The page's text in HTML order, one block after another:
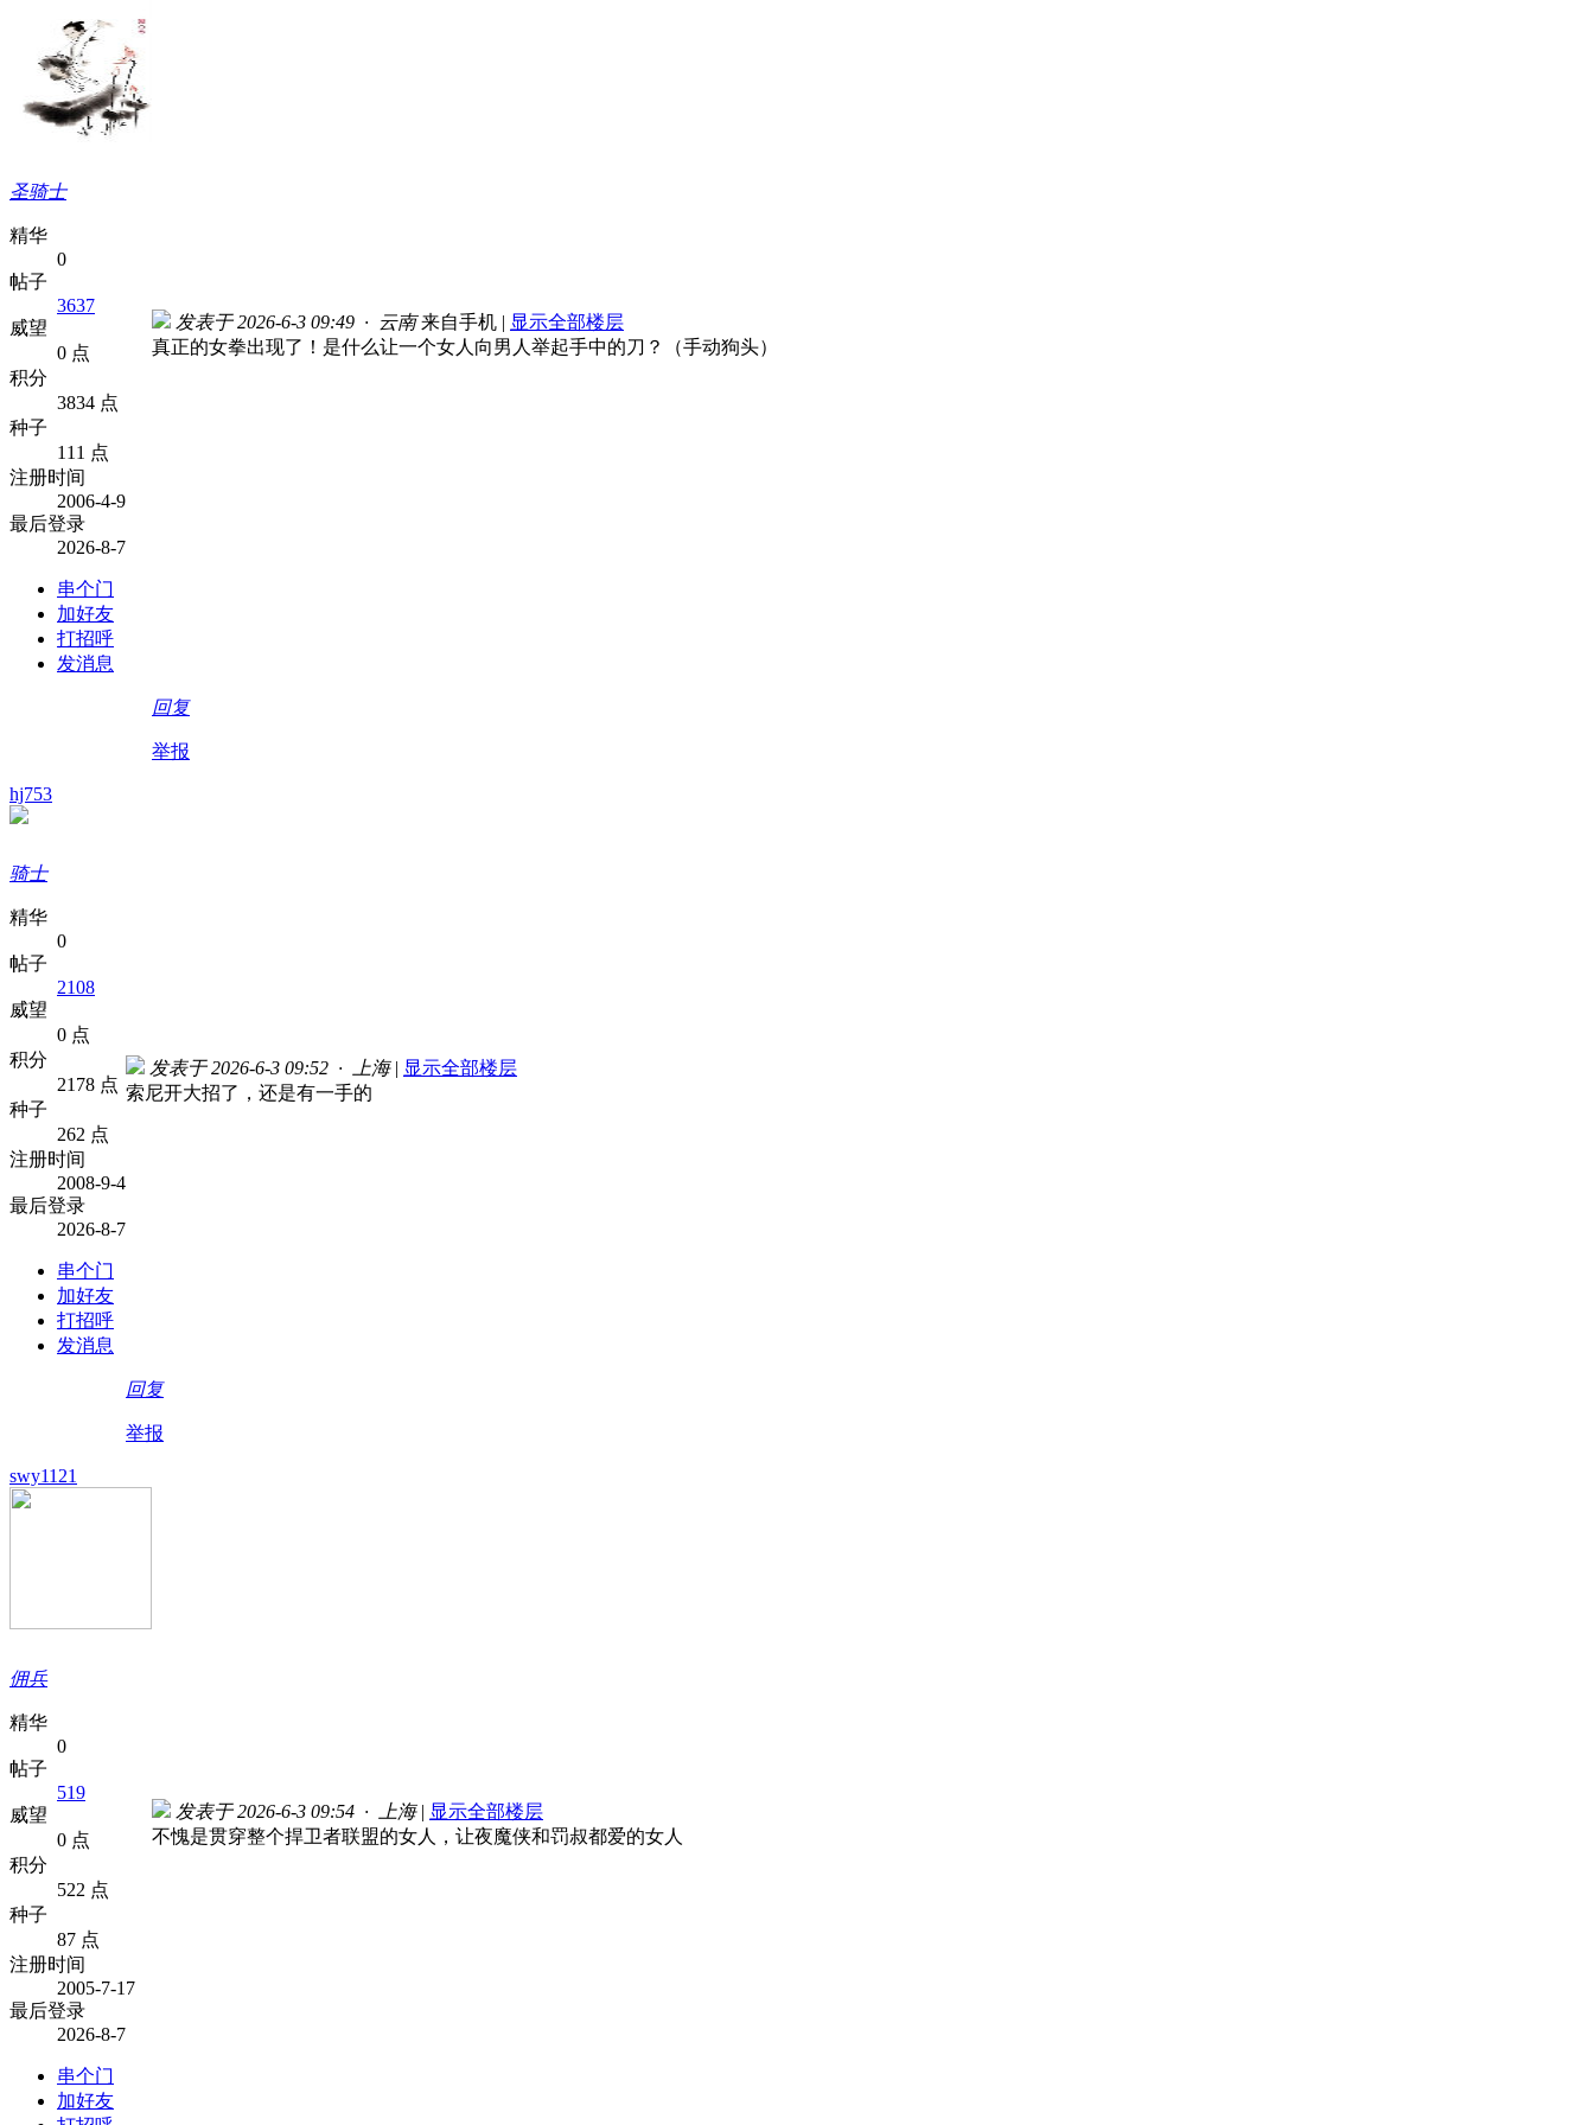
圣骑士
精华
0
帖子
3637
威望
0 点
积分
3834 点
种子
111 点
注册时间
2006-4-9
最后登录
2026-8-7
串个门
加好友
打招呼
发消息
发表于 2026-6-3 09:49 · 云南 来自手机 | 显示全部楼层
真正的女拳出现了！是什么让一个女人向男人举起手中的刀？（手动狗头）
回复
举报
hj753
骑士
精华
0
帖子
2108
威望
0 点
积分
2178 点
种子
262 点
注册时间
2008-9-4
最后登录
2026-8-7
串个门
加好友
打招呼
发消息
发表于 2026-6-3 09:52 · 上海 | 显示全部楼层
索尼开大招了，还是有一手的
回复
举报
swy1121
佣兵
精华
0
帖子
519
威望
0 点
积分
522 点
种子
87 点
注册时间
2005-7-17
最后登录
2026-8-7
串个门
加好友
发表于 2026-6-3 09:54 · 上海 | 显示全部楼层
不愧是贯穿整个捍卫者联盟的女人，让夜魔侠和罚叔都爱的女人